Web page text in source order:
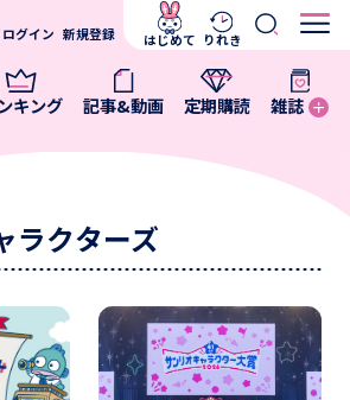
キング 記事&動画 定期購読 雑誌
ログイン 新規登録 はじめて りれき
ラクターズ